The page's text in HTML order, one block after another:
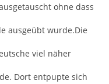
ohne dass
ausgeübt wurde.Die
viel näher
Dort entpupte sich